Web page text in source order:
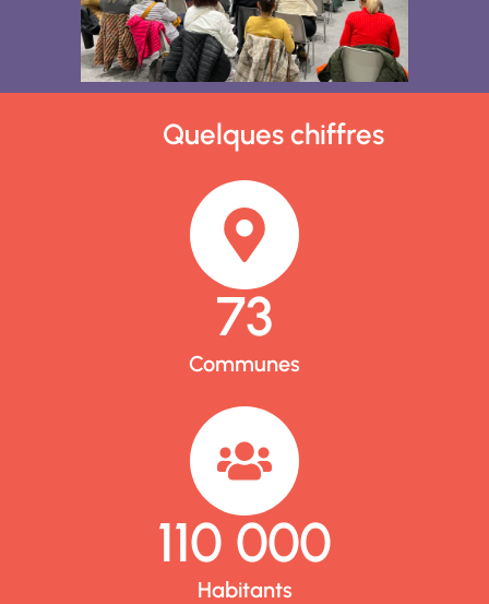
Quelques chiffres
73
Communes
110 000
Habitants